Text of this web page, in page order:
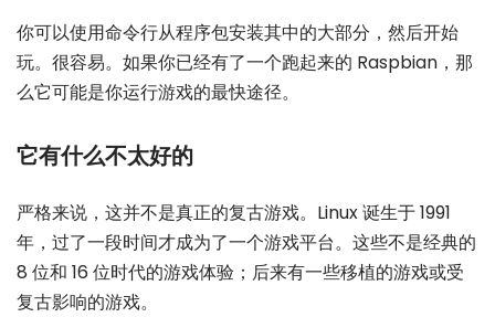
你可以使用命令行从程序包安装其中的大部分，然后开始
玩。很容易。如果你已经有了一个跑起来的 Raspbian，那
么它可能是你运行游戏的最快途径。
它有什么不太好的
严格来说，这并不是真正的复古游戏。Linux 诞生于 1991
年，过了一段时间才成为了一个游戏平台。这些不是经典的
8 位和 16 位时代的游戏体验；后来有一些移植的游戏或受
复古影响的游戏。